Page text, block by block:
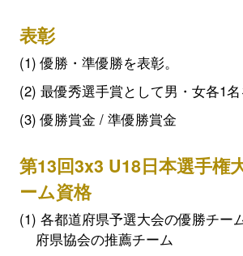
表彰
優勝・準優勝を表彰。
最優秀選手賞として男・女各1名
優勝賞金 / 準優勝賞金
第13回3x3 U18日本選手権
ーム資格
各都道府県予選大会の優勝チー
府県協会の推薦チーム